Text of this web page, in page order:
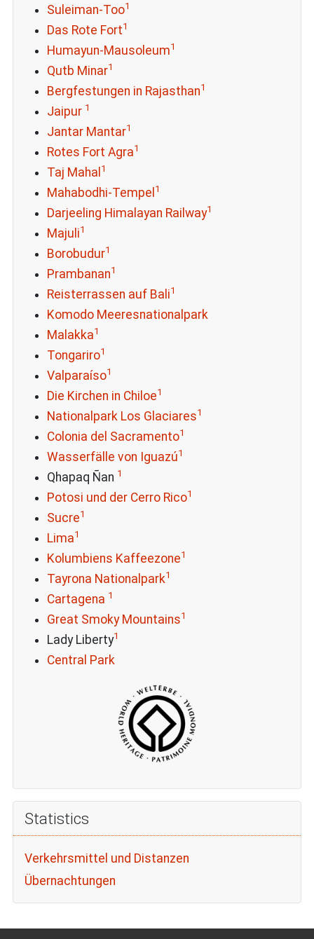
Suleiman-Too1
Das Rote Fort1
Humayun-Mausoleum1
Qutb Minar1
Bergfestungen in Rajasthan1
Jaipur 1
Jantar Mantar1
Rotes Fort Agra1
Taj Mahal 1
Mahabodhi-Tempel 1
Darjeeling Himalayan Railway1
Majuli1
Borobudur1
Prambanan1
Reisterrassen auf Bali1
Komodo Meeresnationalpark
Malakka1
Tongariro1
Valparaíso1
Die Kirchen in Chiloe1
Nationalpark Los Glaciares1
Colonia del Sacramento1
Wasserfälle von Iguazú1
Qhapaq Ñan 1
Potosi und der Cerro Rico1
Sucre1
Lima1
Kolumbiens Kaffeezone1
Tayrona Nationalpark1
Cartagena 1
Great Smoky Mountains1
Lady Liberty1
Central Park
Statistics
Verkehrsmittel und Distanzen
Übernachtungen